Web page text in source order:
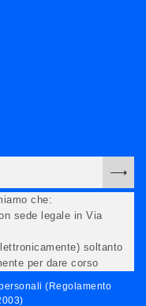
che:
sede legale in Via
soltanto
per dare corso
via email) di
(Regolamento